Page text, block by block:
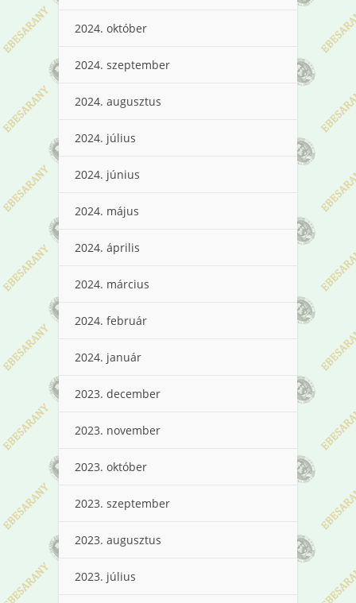
2024. október
2024. szeptember
2024. augusztus
2024. július
2024. június
2024. május
2024. április
2024. március
2024. február
2024. január
2023. december
2023. november
2023. október
2023. szeptember
2023. augusztus
2023. július